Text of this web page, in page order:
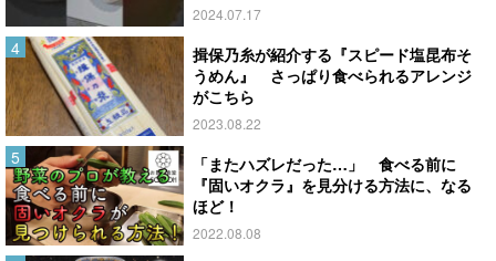
2024.07.17
揖保乃糸が紹介する『スピード塩昆布そ
うめん』 さっぱり食べられるアレンジ
がこちら
2023.08.22
「またハズレだった…」 食べる前に
『固いオクラ』を見分ける方法に、なる
ほど！
2022.08.08